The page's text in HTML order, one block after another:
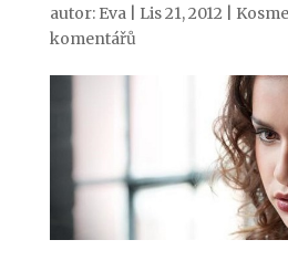
autor: Eva| Lis 21, 2012
komentářů